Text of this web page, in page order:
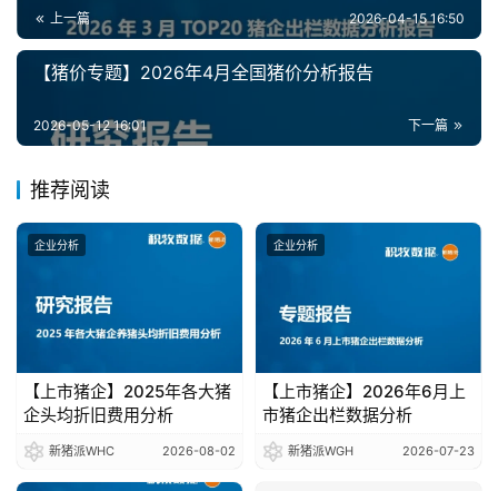
报
告
数
据
表
今
日
猪
价
上一篇 2026-04-15 16:50
【猪价专题】2026年4月全国猪价分析报告
下一篇
2026-05-12 16:01
推荐阅读
企业分析
【上市猪企】2025年各大猪
企头均折旧费用分析
新猪派WHC 2026-08-02
企业分析
【上市猪企】2026年6月上
市猪企出栏数据分析
新猪派WGH 2026-07-23